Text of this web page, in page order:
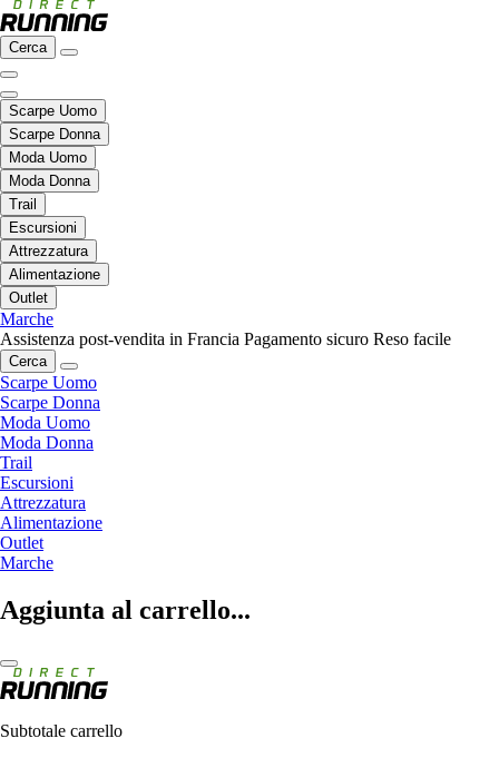
Cerca
Scarpe Uomo
Scarpe Donna
Moda Uomo
Moda Donna
Trail
Escursioni
Attrezzatura
Alimentazione
Outlet
Marche
Assistenza post-vendita in Francia Pagamento sicuro Reso facile
Cerca
Scarpe Uomo
Scarpe Donna
Moda Uomo
Moda Donna
Trail
Escursioni
Attrezzatura
Alimentazione
Outlet
Marche
Aggiunta al carrello...
Subtotale carrello